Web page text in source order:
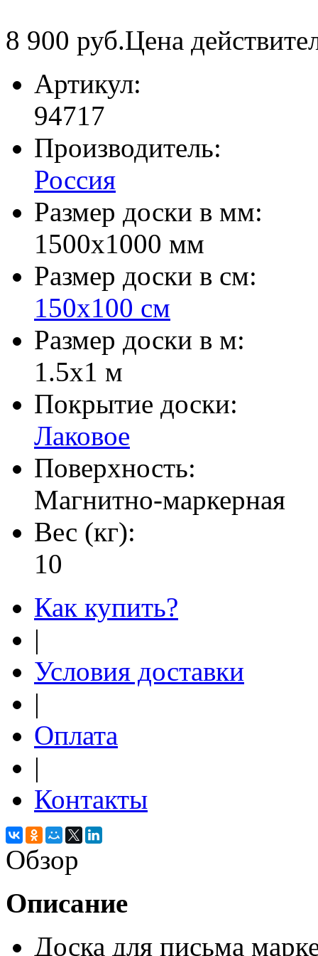
8 900 руб.Цена
Артикул:
94717
Производитель:
Россия
Размер доски в мм:
1500х1000 мм
Размер доски в см:
150х100 см
Размер доски в м:
1.5х1 м
Покрытие доски:
Лаковое
Поверхность:
Магнитно-маркерная
Вес (кг):
10
Как купить?
|
Условия доставки
|
Оплата
|
Контакты
Обзор
Описание
Доска для письма